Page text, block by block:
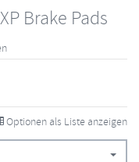
Brake Pads
Optionen als Liste anzeigen